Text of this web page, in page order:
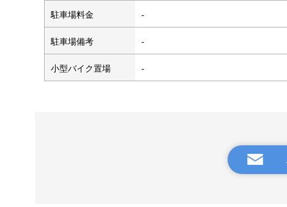
駐車場料金 -
駐車場備考 -
小型バイク置場 -